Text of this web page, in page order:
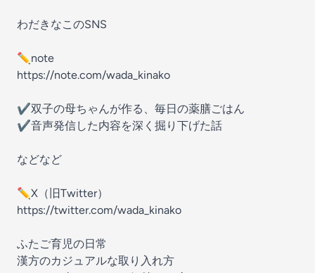
わだきなこのSNS
✏︎note
https://note.com/wada_kinako
✔︎双子の母ちゃんが作る、毎日の薬膳ごはん
✔︎音声発信した内容を深く掘り下げた話
などなど
✏︎X（旧Twitter）
https://twitter.com/wada_kinako
ふたご育児の日常
漢方のカジュアルな取り入れ方